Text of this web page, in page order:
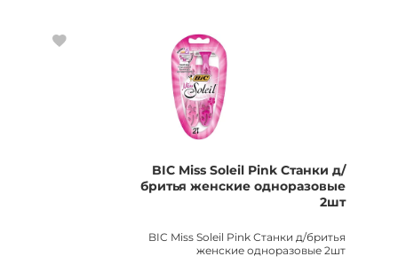
BIC Miss Soleil Pink Станки д/
бритья женские одноразовые
2шт
BIC Miss Soleil Pink Станки д/бритья
женские одноразовые 2шт